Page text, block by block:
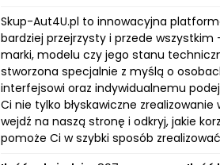
Skup-Aut4U.pl to innowacyjna
bardziej przejrzysty i przede
marki, modelu czy jego stanu
stworzona specjalnie z myślą o
interfejsowi oraz indywidualnemu
Ci nie tylko błyskawiczne
wejdź na naszą stronę i odkryj, jakie
pomoże Ci w szybki sposób